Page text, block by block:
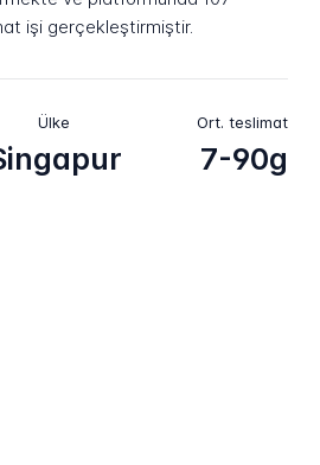
işi gerçekleştirmiştir.
Ülke Ort. teslimat
7-90g